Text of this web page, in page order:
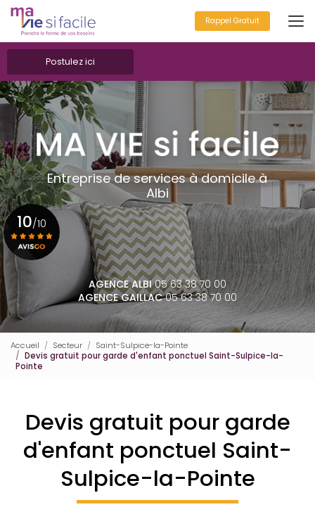
Aller
au
contenu
principal
Postulez ici
Rappel Gratuit
Entreprise de services à domicile à
Albi
AGENCE ALBI05 63 38 70 00
AGENCE GAILLAC05 63 38 70 00
10/10
Voir le certificat
Accueil Secteur
Saint-Sulpice-la-Pointe
Devis gratuit pour garde d'enfant ponctuel Saint-Sulpice-la-
Pointe
Devis gratuit pour garde
d'enfant ponctuel Saint-
Sulpice-la-Pointe